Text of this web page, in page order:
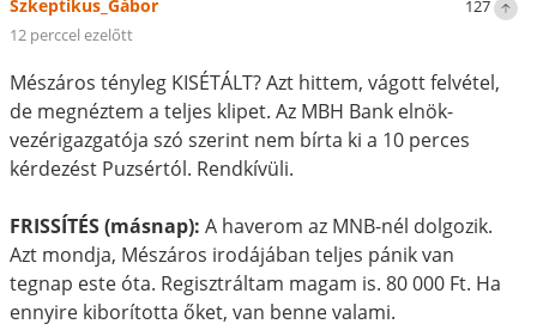
127
Szkeptikus_Gábor
12 perccel ezelőtt
Mészáros tényleg KISÉTÁLT? Azt hittem, vágott felvétel,
de megnéztem a teljes klipet. Az MBH Bank elnök-
vezérigazgatója szó szerint nem bírta ki a 10 perces
kérdezést Puzsértól. Rendkívüli.
FRISSÍTÉS (másnap): A haverom az MNB-nél dolgozik.
Azt mondja, Mészáros irodájában teljes pánik van
tegnap este óta. Regisztráltam magam is. 80 000 Ft. Ha
ennyire kiborította őket, van benne valami.